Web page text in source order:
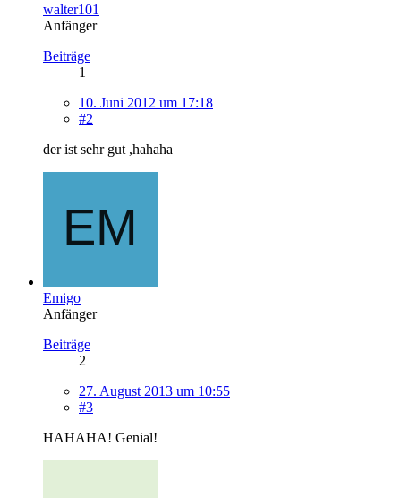
walter101
Anfänger
Beiträge
1
10. Juni 2012 um 17:18
#2
der ist sehr gut ,hahaha
Emigo
Anfänger
Beiträge
2
27. August 2013 um 10:55
#3
HAHAHA! Genial!